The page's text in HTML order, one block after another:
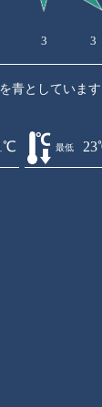
3 3
青としています
最低